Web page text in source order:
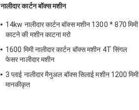
नालीदार कार्टन बॉक्स मशीन
14kw नालीदार कार्टन बॉक्स मशीन 1300 * 870 मिमी
काटने की मशीन काटना मरो
1600 मिमी नालीदार कार्टन बॉक्स मशीन 4T सिंगल
फेसर नालीदार मशीन
3 प्लाई नालीदार मैनुअल बॉक्स सिलाई मशीन 1200 मिमी
मानकीकृत